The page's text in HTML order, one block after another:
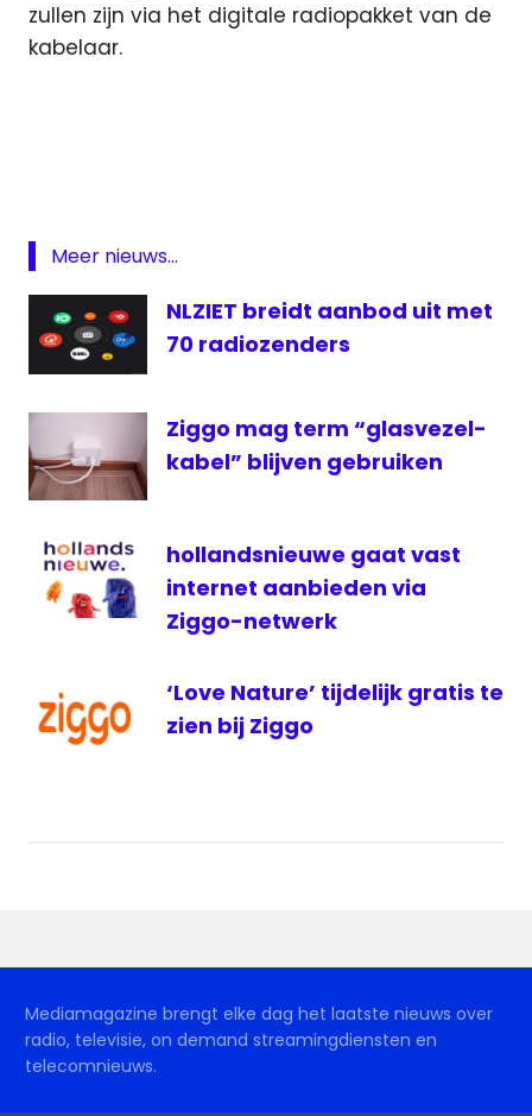
zullen zijn via het digitale radiopakket van de
kabelaar.
509
ziggo
Meer nieuws...
NLZIET breidt aanbod uit met
70 radiozenders
Ziggo mag term “glasvezel-
kabel” blijven gebruiken
hollandsnieuwe gaat vast
internet aanbieden via
Ziggo-netwerk
‘Love Nature’ tijdelijk gratis te
zien bij Ziggo
Mediamagazine brengt elke dag het laatste nieuws over
radio, televisie, on demand streamingdiensten en
telecomnieuws.